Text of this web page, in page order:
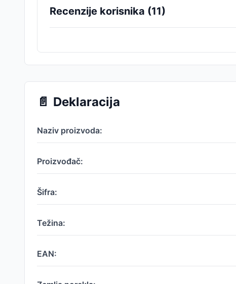
Recenzije korisnika (11)
📄 Deklaracija
Naziv proizvoda:
Proizvođač:
Šifra:
Težina:
EAN: